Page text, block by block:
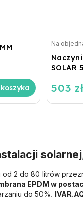
SOLAR
Na
503 zł
2 do 80 litrów
EPDM w
do 50%,